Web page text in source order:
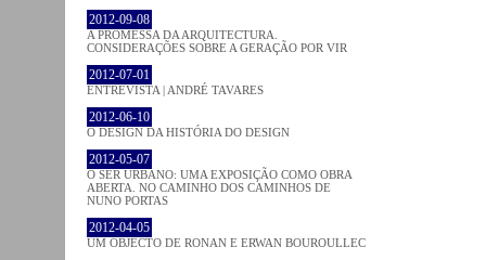
2012-09-08
A PROMESSA DA ARQUITECTURA.
CONSIDERAÇÕES SOBRE A GERAÇÃO POR VIR
2012-07-01
ENTREVISTA | ANDRÉ TAVARES
2012-06-10
O DESIGN DA HISTÓRIA DO DESIGN
2012-05-07
O SER URBANO: UMA EXPOSIÇÃO COMO OBRA
ABERTA. NO CAMINHO DOS CAMINHOS DE
NUNO PORTAS
2012-04-05
UM OBJECTO DE RONAN E ERWAN BOUROULLEC